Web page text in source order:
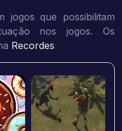
jogos que possibilitam
nos jogos. Os
Recordes